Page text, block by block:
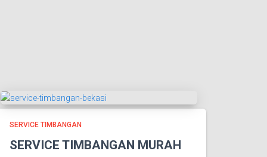
SERVICE TIMBANGAN
SERVICE TIMBANGAN MURAH